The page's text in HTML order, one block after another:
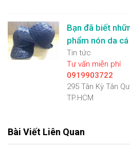
Bạn đã biết
phẩm nón da
Tin tức
Tư vấn miễn phí
0919903722
295 Tân Kỳ Tân
TP.HCM
Bài Viết Liên Quan